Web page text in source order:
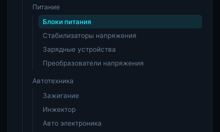
Питание
Блоки питания
Стабилизаторы напряжения
Зарядные устройства
Преобразователи напряжения
Автотехника
Зажигание
Инжектор
Авто электроника